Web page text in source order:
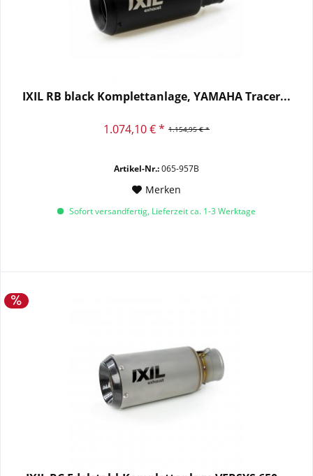
IXIL RB black Komplettanlage, YAMAHA Tracer...
1.154,95 € *
1.074,10 € *
Artikel-Nr.:065-957B
Merken
Sofort versandfertig, Lieferzeit ca. 1-3 Werktage